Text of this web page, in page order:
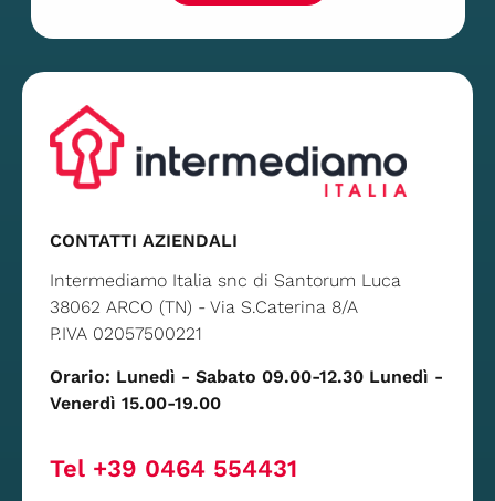
CONTATTI AZIENDALI
Intermediamo Italia snc di Santorum Luca
38062 ARCO (TN) - Via S.Caterina 8/A
P.IVA 02057500221
Orario: Lunedì - Sabato 09.00-12.30 Lunedì -
Venerdì 15.00-19.00
Tel +39 0464 554431